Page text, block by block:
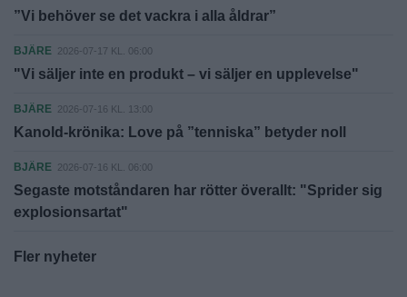
”Vi behöver se det vackra i alla åldrar”
BJÄRE 2026-07-17 KL. 06:00
"Vi säljer inte en produkt – vi säljer en upplevelse"
BJÄRE 2026-07-16 KL. 13:00
Kanold-krönika: Love på ”tenniska” betyder noll
BJÄRE 2026-07-16 KL. 06:00
Segaste motståndaren har rötter överallt: "Sprider sig
explosionsartat"
Fler nyheter